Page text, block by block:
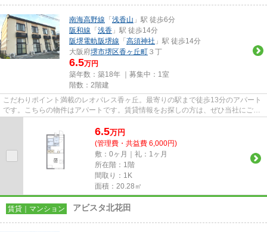
南海高野線 「 浅香山 」駅 徒歩6分
阪和線 「 浅香 」駅 徒歩14分
阪堺電軌阪堺線 「 高須神社 」駅 徒歩14分
大阪府堺市堺区香ヶ丘町 ３丁
6.5万円
築年数：築18年 ｜募集中： 1室
階数：2階建
こだわりポイント満載のレオパレス香ヶ丘。最寄りの駅まで徒歩13分のアパート
です。こちらの物件はアパートです。賃貸情報をお探しの方は、ぜひ当社にご連
6.5万円
(管理費・共益費 6,000円)
敷：0ヶ月｜礼：1ヶ月
所在階：1階
間取り：1K
面積：20.28㎡
賃貸｜マンション アビスタ北花田